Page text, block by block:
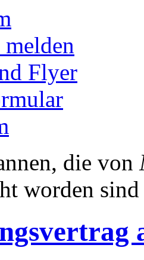
Flyer
die von
worden sind